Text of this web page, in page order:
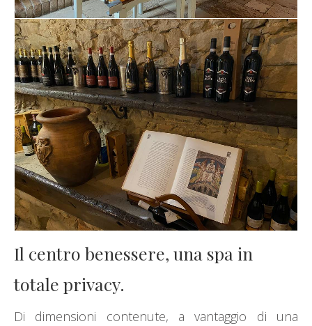
Il centro benessere, una spa in
totale privacy.
Di dimensioni contenute, a vantaggio di una